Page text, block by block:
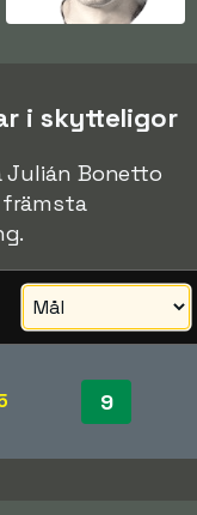
i skytteligor
Julián Bonetto
9